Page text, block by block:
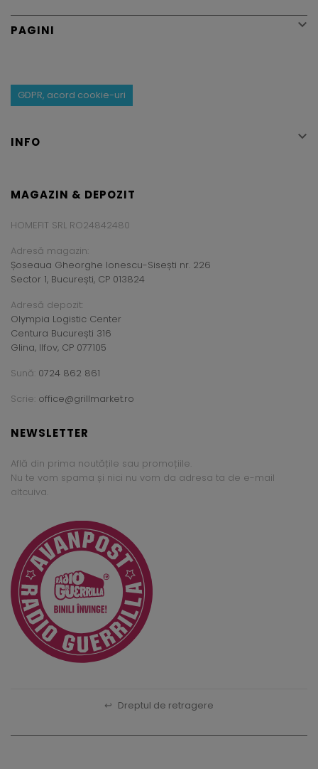
PAGINI 
GDPR, acord cookie-uri
INFO 
MAGAZIN & DEPOZIT
HOMEFIT SRL RO24842480
Adresă magazin:
Șoseaua Gheorghe Ionescu-Sisești nr. 226
Sector 1, București, CP 013824
Adresă depozit:
Olympia Logistic Center
Centura București 316
Glina, Ilfov, CP 077105
Sună: 0724 862 861
Scrie: office@grillmarket.ro
NEWSLETTER
Află din prima noutățile sau promoțiile.
Nu te vom spama și nici nu vom da adresa ta de e-mail
altcuiva.
↩ Dreptul de retragere